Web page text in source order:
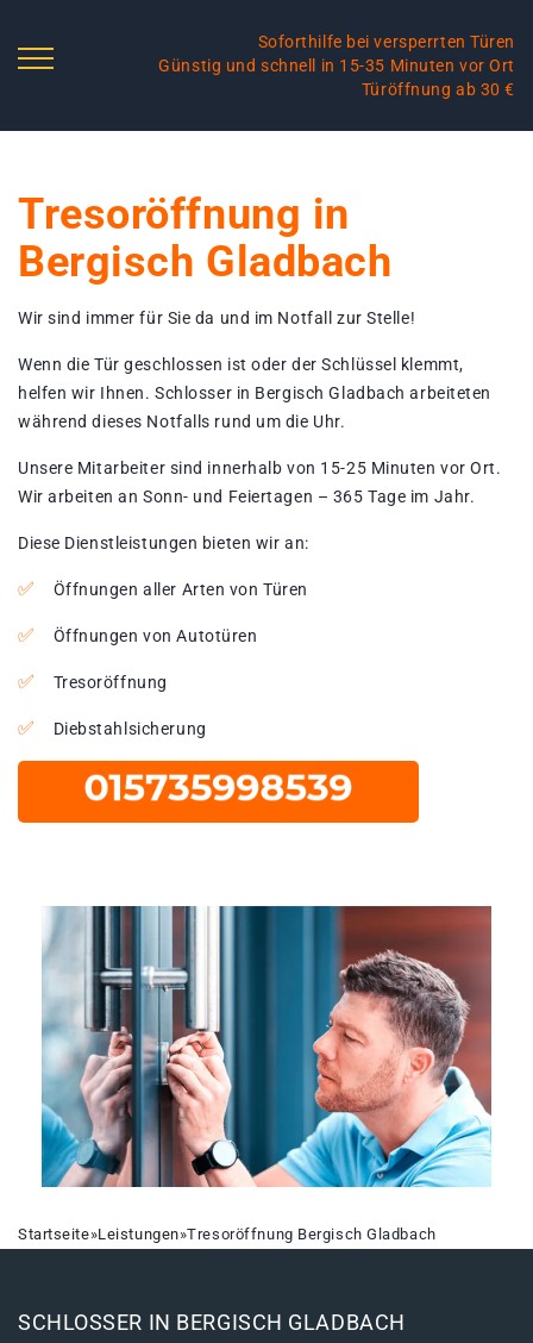
Soforthilfe bei versperrten Türen
Günstig und schnell in 15-35 Minuten vor Ort
Türöffnung ab 30 €
Tresoröffnung in
Bergisch Gladbach
Wir sind immer für Sie da und im Notfall zur Stelle!
Wenn die Tür geschlossen ist oder der Schlüssel klemmt,
helfen wir Ihnen. Schlosser in Bergisch Gladbach arbeiteten
während dieses Notfalls rund um die Uhr.
Unsere Mitarbeiter sind innerhalb von 15-25 Minuten vor Ort.
Wir arbeiten an Sonn- und Feiertagen – 365 Tage im Jahr.
Diese Dienstleistungen bieten wir an:
Öffnungen aller Arten von Türen
Öffnungen von Autotüren
Tresoröffnung
Diebstahlsicherung
Startseite»Leistungen»Tresoröffnung Bergisch Gladbach
SCHLOSSER IN BERGISCH GLADBACH